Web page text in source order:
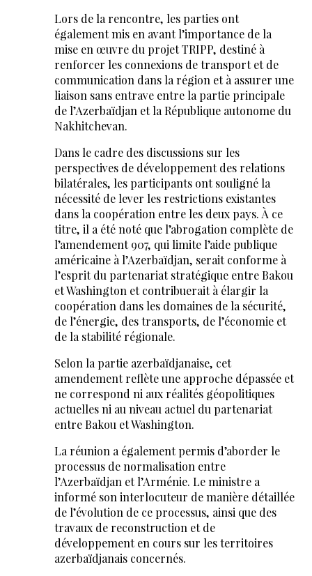
Lors de la rencontre, les parties ont
également mis en avant l’importance de la
mise en œuvre du projet TRIPP, destiné à
renforcer les connexions de transport et de
communication dans la région et à assurer une
liaison sans entrave entre la partie principale
de l’Azerbaïdjan et la République autonome du
Nakhitchevan.
Dans le cadre des discussions sur les
perspectives de développement des relations
bilatérales, les participants ont souligné la
nécessité de lever les restrictions existantes
dans la coopération entre les deux pays. À ce
titre, il a été noté que l’abrogation complète de
l’amendement 907, qui limite l’aide publique
américaine à l’Azerbaïdjan, serait conforme à
l’esprit du partenariat stratégique entre Bakou
et Washington et contribuerait à élargir la
coopération dans les domaines de la sécurité,
de l’énergie, des transports, de l’économie et
de la stabilité régionale.
Selon la partie azerbaïdjanaise, cet
amendement reflète une approche dépassée et
ne correspond ni aux réalités géopolitiques
actuelles ni au niveau actuel du partenariat
entre Bakou et Washington.
La réunion a également permis d’aborder le
processus de normalisation entre
l’Azerbaïdjan et l’Arménie. Le ministre a
informé son interlocuteur de manière détaillée
de l’évolution de ce processus, ainsi que des
travaux de reconstruction et de
développement en cours sur les territoires
azerbaïdjanais concernés.